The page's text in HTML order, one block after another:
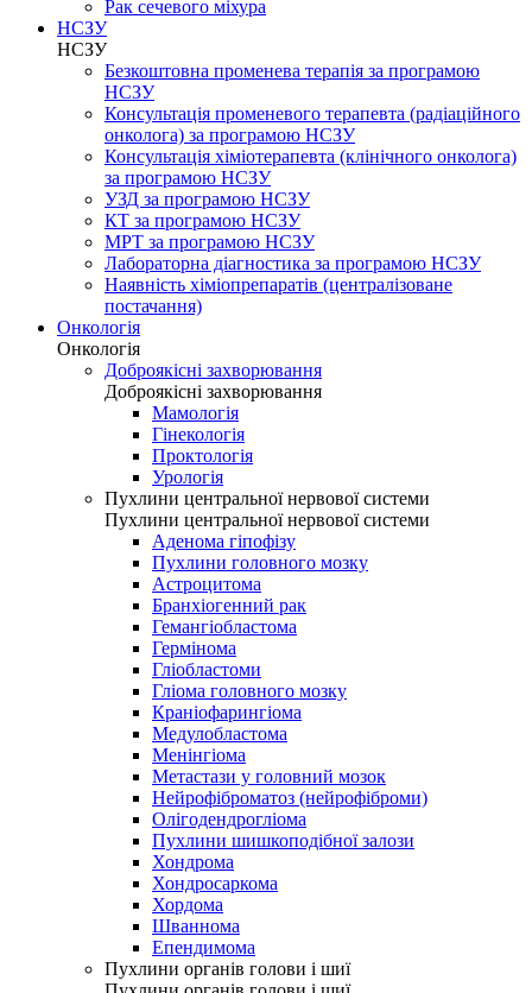
Рак сечевого міхура
НСЗУ
НСЗУ
Безкоштовна променева терапія за програмою
НСЗУ
Консультація променевого терапевта (радіаційного
онколога) за програмою НСЗУ
Консультація хіміотерапевта (клінічного онколога)
за програмою НСЗУ
УЗД за програмою НСЗУ
КТ за програмою НСЗУ
МРТ за програмою НСЗУ
Лабораторна діагностика за програмою НСЗУ
Наявність хіміопрепаратів (централізоване
постачання)
Онкологія
Онкологія
Доброякісні захворювання
Доброякісні захворювання
Мамологія
Гінекологія
Проктологія
Урологія
Пухлини центральної нервової системи
Пухлини центральної нервової системи
Аденома гіпофізу
Пухлини головного мозку
Астроцитома
Бранхіогенний рак
Гемангіобластома
Гермінома
Гліобластоми
Гліома головного мозку
Краніофарингіома
Медулобластома
Менінгіома
Метастази у головний мозок
Нейрофіброматоз (нейрофіброми)
Олігодендрогліома
Пухлини шишкоподібної залози
Хондрома
Хондросаркома
Хордома
Шваннома
Епендимома
Пухлини органів голови і шиї